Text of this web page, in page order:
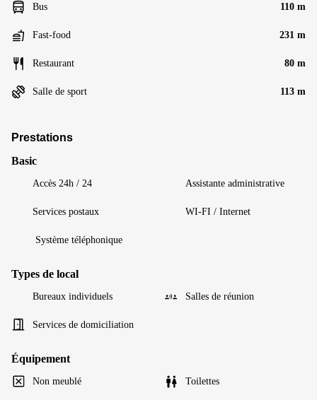
Bus 110 m
Fast-food 231 m
Restaurant 80 m
Salle de sport 113 m
Prestations
Basic
Accès 24h / 24 Assistante administrative
Services postaux WI-FI / Internet
Système téléphonique
Types de local
Bureaux individuels Salles de réunion
Services de domiciliation
Équipement
Non meublé Toilettes